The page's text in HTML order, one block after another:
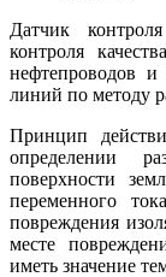
Датчик
контроля
нефтепроводов
линий по методу
Принцип
определении
поверхности
переменного
повреждения
месте
иметь значение